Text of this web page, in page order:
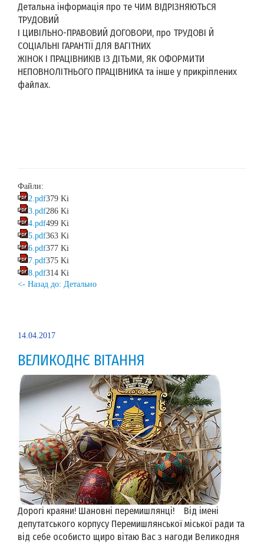
Детальна інформація про те ЧИМ ВІДРІЗНЯЮТЬСЯ
ТРУДОВИЙ
І ЦИВІЛЬНО-ПРАВОВИЙ ДОГОВОРИ, про ТРУДОВІ Й
СОЦІАЛЬНІ ГАРАНТІЇ ДЛЯ ВАГІТНИХ
ЖІНОК І ПРАЦІВНИКІВ ІЗ ДІТЬМИ, ЯК ОФОРМИТИ
НЕПОВНОЛІТНЬОГО ПРАЦІВНИКА та інше у прикріплених
файлах.
Файли:
2.pdf379 Ki
3.pdf286 Ki
4.pdf499 Ki
5.pdf363 Ki
6.pdf377 Ki
7.pdf375 Ki
8.pdf314 Ki
<- Назад до: Детально
14.04.2017
ВЕЛИКОДНЄ ВІТАННЯ
Дорогі краяни! Шановні перемишлянці! Від імені
депутатського корпусу Перемишлянської міської ради та
від себе особисто щиро вітаю Вас з нагоди Великодня